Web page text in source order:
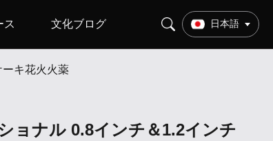
ス 文化ブログ 日本語
キ花火火薬
ョナル 0.8インチ＆1.2インチ